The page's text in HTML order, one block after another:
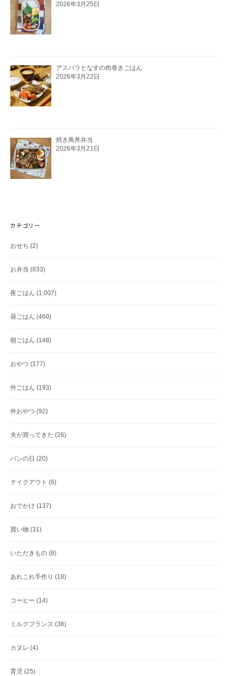
2026年3月25日
アスパラとなすの肉巻きごはん
2026年3月22日
焼き鳥丼弁当
2026年3月21日
カテゴリー
おせち (2)
お弁当 (833)
夜ごはん (1,007)
昼ごはん (460)
朝ごはん (148)
おやつ (177)
外ごはん (193)
外おやつ (92)
夫が買ってきた (26)
パンの日 (20)
テイクアウト (6)
おでかけ (137)
買い物 (31)
いただきもの (8)
あれこれ手作り (18)
コーヒー (14)
ミルクフランス (38)
カヌレ (4)
育児 (25)